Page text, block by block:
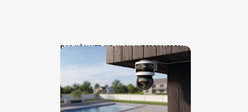
DAS KÖNNTE SIE AUCH INTERESSIEREN: